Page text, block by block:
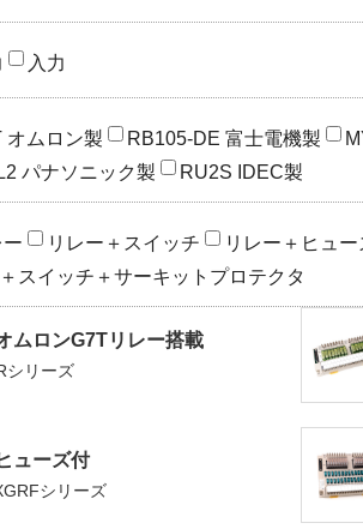
入力
オムロン製 RB105-DE 富士電機製
パナソニック製
RU2S IDEC製
ー リレー＋スイッチ リレー＋ヒュー
スイッチ＋サーキットプロテクタ
ムロンG7Tリレー搭載
シリーズ
ューズ付
シリーズ